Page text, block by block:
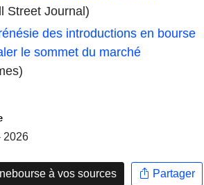
Street Journal)
des introductions en bourse
le sommet du marché
2026
à vos sources Partager